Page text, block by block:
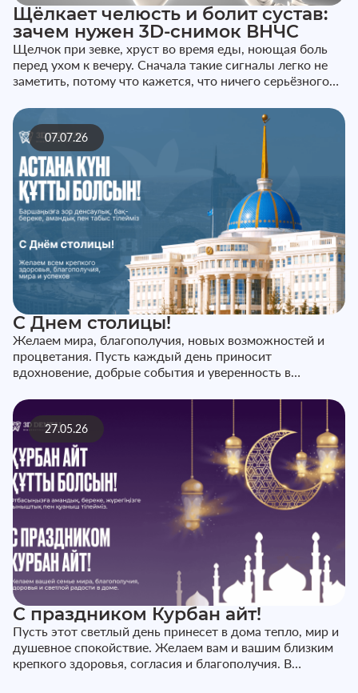
Щёлкает челюсть и болит сустав:
зачем нужен 3D-снимок ВНЧС
Щелчок при зевке, хруст во время еды, ноющая боль
перед ухом к вечеру. Сначала такие сигналы легко не
заметить, потому что кажется, что ничего серьёзного
07.07.26
С Днем столицы!
Желаем мира, благополучия, новых возможностей и
процветания. Пусть каждый день приносит
вдохновение, добрые события и уверенность в
27.05.26
С праздником Курбан айт!
Пусть этот светлый день принесет в дома тепло, мир и
душевное спокойствие. Желаем вам и вашим близким
крепкого здоровья, согласия и благополучия. В